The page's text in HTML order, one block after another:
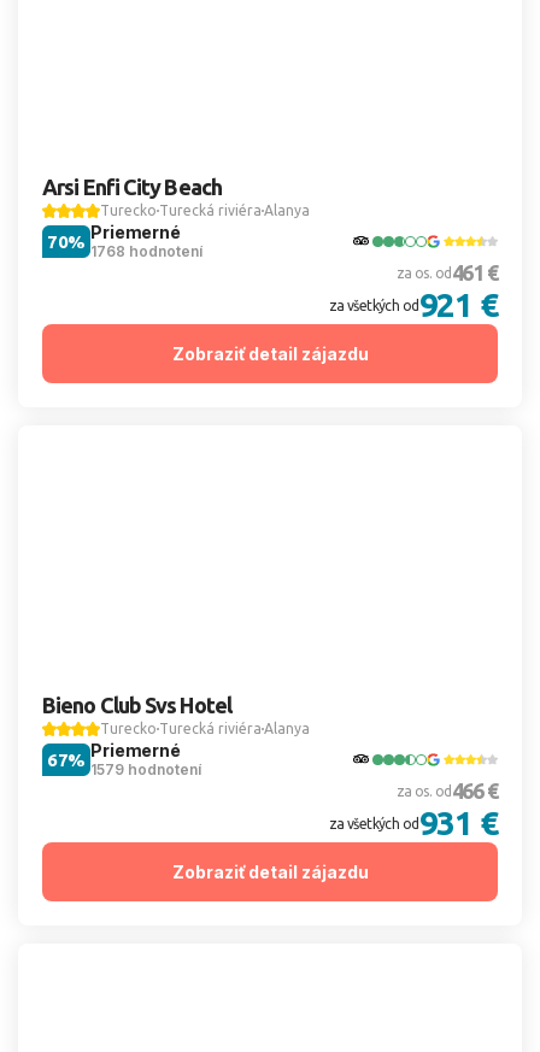
Arsi Enfi City Beach
Turecko Turecká riviéra Alanya
Priemerné
1768 hodnotení
70%
za os. od 461 €
za všetkých od 921 €
Zobraziť detail zájazdu
Bieno Club Svs Hotel
Turecko Turecká riviéra Alanya
Priemerné
1579 hodnotení
67%
za os. od 466 €
za všetkých od 931 €
Zobraziť detail zájazdu